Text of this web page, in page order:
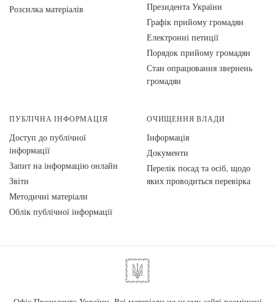
Розсилка матеріалів
Президента України
Графік прийому громадян
Електронні петиції
Порядок прийому громадян
Стан опрацювання звернень
громадян
ПУБЛІЧНА ІНФОРМАЦІЯ
Доступ до публічної
інформації
Запит на інформацію онлайн
Звіти
Методичні матеріали
Облік публічної інформації
ОЧИЩЕННЯ ВЛАДИ
Інформація
Документи
Перелік посад та осіб, щодо
яких проводиться перевірка